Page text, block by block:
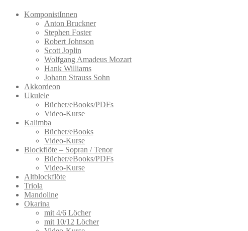
können
auf
der
Produktseite
gewählt
werden
KomponistInnen
Anton Bruckner
Stephen Foster
Robert Johnson
Scott Joplin
Wolfgang Amadeus Mozart
Hank Williams
Johann Strauss Sohn
Akkordeon
Ukulele
Bücher/eBooks/PDFs
Video-Kurse
Kalimba
Bücher/eBooks
Video-Kurse
Blockflöte – Sopran / Tenor
Bücher/eBooks/PDFs
Video-Kurse
Altblockflöte
Triola
Mandoline
Okarina
mit 4/6 Löcher
mit 10/12 Löcher